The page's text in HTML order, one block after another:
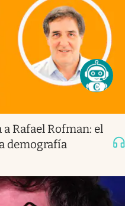
Rafael Rofman: el
demografía